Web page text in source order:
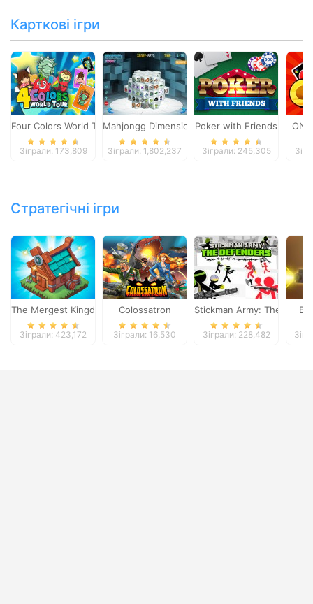
Карткові ігри
Four Colors World Tour
Зіграли: 173,809
Mahjongg Dimensions
Зіграли: 1,802,237
Poker with Friends
Зіграли: 245,305
Стратегічні ігри
The Mergest Kingdom
Зіграли: 423,172
Colossatron
Зіграли: 16,530
Stickman Army: The
Зіграли: 228,482